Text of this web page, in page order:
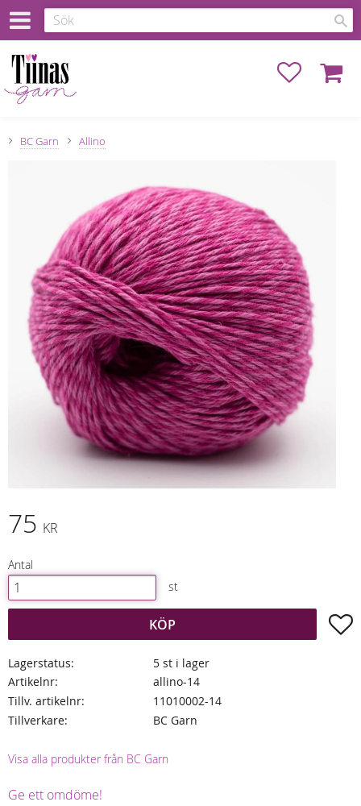
Favoriter
BC Garn Allino
75 KR
Antal
st
KÖP
Lagerstatus
5 st i lager
Artikelnr
allino-14
Tillv. artikelnr
11010002-14
Tillverkare
BC Garn
Visa alla produkter från BC Garn
Ge ett omdöme!